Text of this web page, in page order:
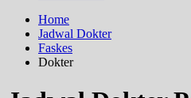
Home
Jadwal Dokter
Faskes
Dokter